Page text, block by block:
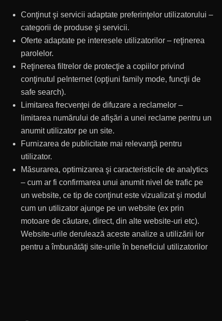
Conţinut şi servicii adaptate preferinţelor utilizatorului –
categorii de produse şi servicii.
Oferte adaptate pe interesele utilizatorilor – reţinerea
parolelor.
Reţinerea filtrelor de protecţie a copiilor privind
conţinutul peInternet (opţiuni family mode, funcţii de
safe search).
Limitarea frecvenţei de difuzare a reclamelor –
limitarea numărului de afişări a unei reclame pentru un
anumit utilizator pe un site.
Furnizarea de publicitate mai relevanţă pentru
utilizator.
Măsurarea, optimizarea şi caracteristicile de analytics
– cum ar fi confirmarea unui anumit nivel de trafic pe
un website, ce tip de conţinut este vizualizat şi modul
cum un utilizator ajunge pe un website (ex prin
motoare de căutare, direct, din alte website-uri etc).
Website-urile derulează aceste analize a utilizării lor
pentru a îmbunătăţi site-urile în beneficiul utilizatorilor